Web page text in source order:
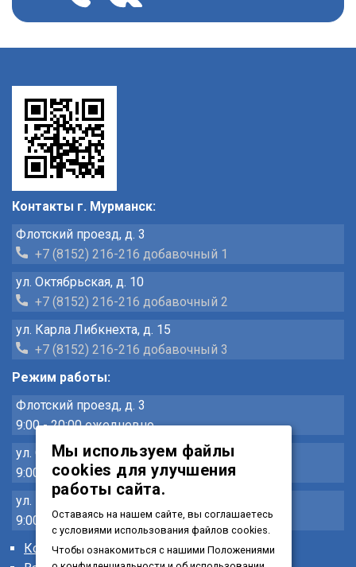
Контакты г. Мурманск:
Флотский проезд, д. 3
+7 (8152) 216-216 добавочный 1
ул. Октябрьская, д. 10
+7 (8152) 216-216 добавочный 2
ул. Карла Либкнехта, д. 15
+7 (8152) 216-216 добавочный 3
Режим работы:
Флотский проезд, д. 3
9:00 - 20:00 ежедневно
ул. Октябрьская, д. 10
9:00 - 20:00 ежедневно
ул. Карла Либкнехта, д. 15
9:00 - 20:00 ежедневно
Контакты
Мы используем файлы
cookies для улучшения
работы сайта.
Оставаясь на нашем сайте, вы соглашаетесь
с условиями использования файлов cookies.
Чтобы ознакомиться с нашими Положениями